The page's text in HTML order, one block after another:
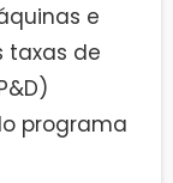
e
taxas de
programa